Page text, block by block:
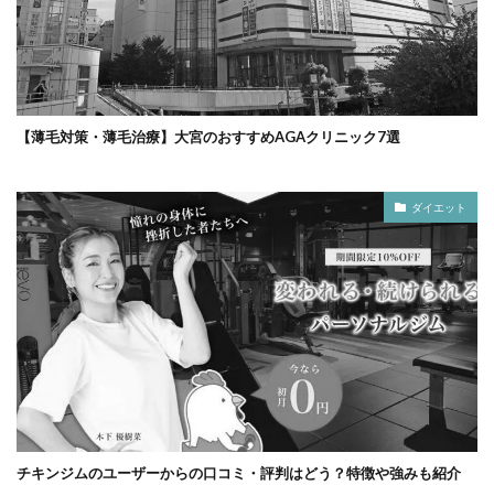
【薄毛対策・薄毛治療】大宮のおすすめAGAクリニック7選
ダイエット
チキンジムのユーザーからの口コミ・評判はどう？特徴や強みも紹介